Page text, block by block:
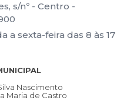
s/nº - Centro -
sexta-feira das 8 às 17
Nascimento
Maria de Castro